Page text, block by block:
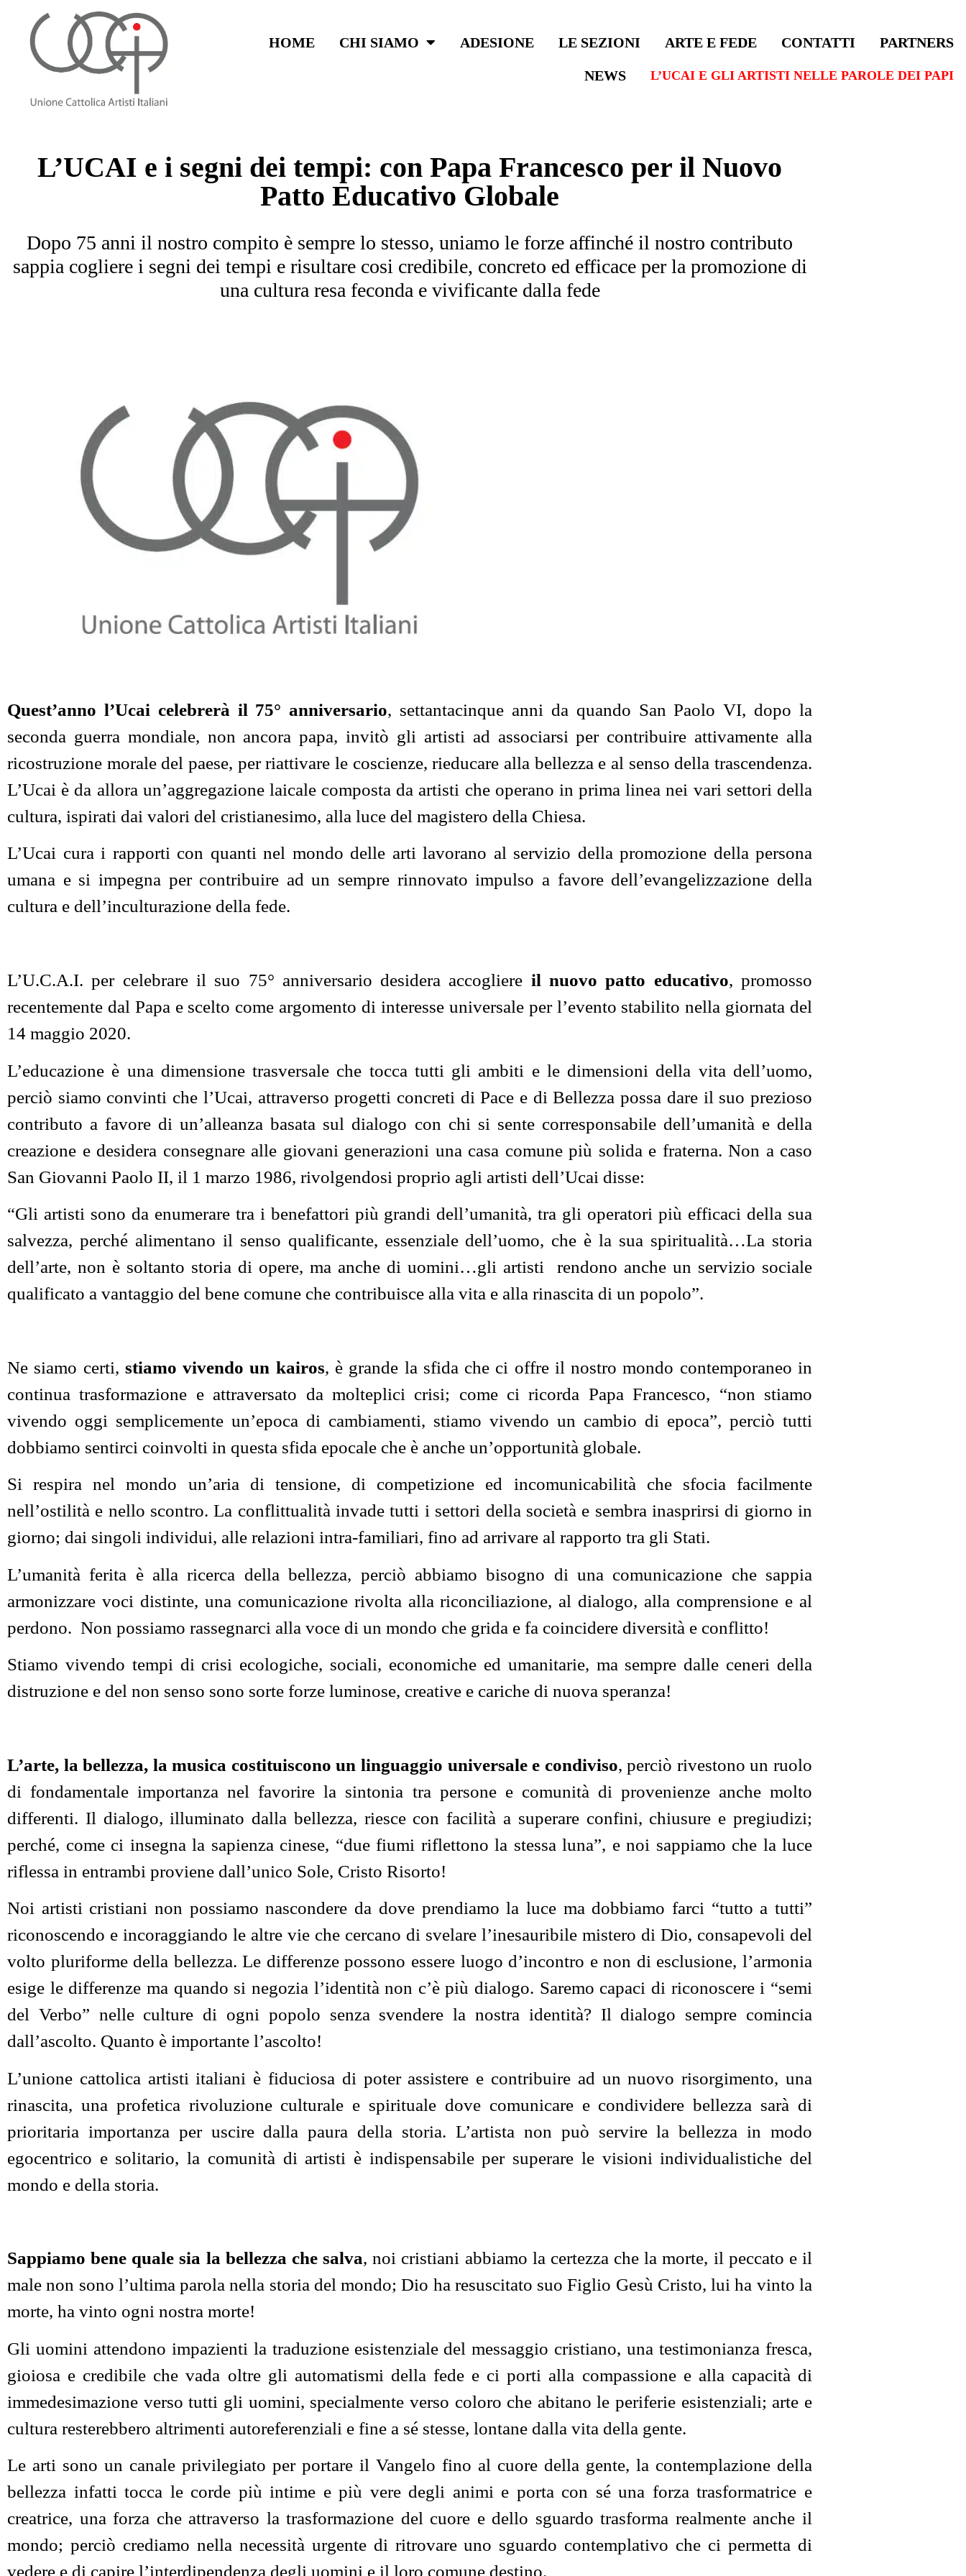
HOME CHI SIAMO ADESIONE LE SEZIONI ARTE E FEDE CONTATTI PARTNERS
NEWS L’UCAI E GLI ARTISTI NELLE PAROLE DEI PAPI
L’UCAI e i segni dei tempi: con Papa Francesco per il Nuovo
Patto Educativo Globale
Dopo 75 anni il nostro compito è sempre lo stesso, uniamo le forze affinché il nostro contributo
sappia cogliere i segni dei tempi e risultare cosi credibile, concreto ed efficace per la promozione di
una cultura resa feconda e vivificante dalla fede
Quest’anno l’Ucai celebrerà il 75° anniversario, settantacinque anni da quando San Paolo VI, dopo la
seconda guerra mondiale, non ancora papa, invitò gli artisti ad associarsi per contribuire attivamente alla
ricostruzione morale del paese, per riattivare le coscienze, rieducare alla bellezza e al senso della trascendenza.
L’Ucai è da allora un’aggregazione laicale composta da artisti che operano in prima linea nei vari settori della
cultura, ispirati dai valori del cristianesimo, alla luce del magistero della Chiesa.
L’Ucai cura i rapporti con quanti nel mondo delle arti lavorano al servizio della promozione della persona
umana e si impegna per contribuire ad un sempre rinnovato impulso a favore dell’evangelizzazione della
cultura e dell’inculturazione della fede.
L’U.C.A.I. per celebrare il suo 75° anniversario desidera accogliere il nuovo patto educativo, promosso
recentemente dal Papa e scelto come argomento di interesse universale per l’evento stabilito nella giornata del
14 maggio 2020.
L’educazione è una dimensione trasversale che tocca tutti gli ambiti e le dimensioni della vita dell’uomo,
perciò siamo convinti che l’Ucai, attraverso progetti concreti di Pace e di Bellezza possa dare il suo prezioso
contributo a favore di un’alleanza basata sul dialogo con chi si sente corresponsabile dell’umanità e della
creazione e desidera consegnare alle giovani generazioni una casa comune più solida e fraterna. Non a caso
San Giovanni Paolo II, il 1 marzo 1986, rivolgendosi proprio agli artisti dell’Ucai disse:
“Gli artisti sono da enumerare tra i benefattori più grandi dell’umanità, tra gli operatori più efficaci della sua
salvezza, perché alimentano il senso qualificante, essenziale dell’uomo, che è la sua spiritualità…La storia
dell’arte, non è soltanto storia di opere, ma anche di uomini…gli artisti rendono anche un servizio sociale
qualificato a vantaggio del bene comune che contribuisce alla vita e alla rinascita di un popolo”.
Ne siamo certi, stiamo vivendo un kairos, è grande la sfida che ci offre il nostro mondo contemporaneo in
continua trasformazione e attraversato da molteplici crisi; come ci ricorda Papa Francesco, “non stiamo
vivendo oggi semplicemente un’epoca di cambiamenti, stiamo vivendo un cambio di epoca”, perciò tutti
dobbiamo sentirci coinvolti in questa sfida epocale che è anche un’opportunità globale.
Si respira nel mondo un’aria di tensione, di competizione ed incomunicabilità che sfocia facilmente
nell’ostilità e nello scontro. La conflittualità invade tutti i settori della società e sembra inasprirsi di giorno in
giorno; dai singoli individui, alle relazioni intra-familiari, fino ad arrivare al rapporto tra gli Stati.
L’umanità ferita è alla ricerca della bellezza, perciò abbiamo bisogno di una comunicazione che sappia
armonizzare voci distinte, una comunicazione rivolta alla riconciliazione, al dialogo, alla comprensione e al
perdono. Non possiamo rassegnarci alla voce di un mondo che grida e fa coincidere diversità e conflitto!
Stiamo vivendo tempi di crisi ecologiche, sociali, economiche ed umanitarie, ma sempre dalle ceneri della
distruzione e del non senso sono sorte forze luminose, creative e cariche di nuova speranza!
L’arte, la bellezza, la musica costituiscono un linguaggio universale e condiviso, perciò rivestono un ruolo
di fondamentale importanza nel favorire la sintonia tra persone e comunità di provenienze anche molto
differenti. Il dialogo, illuminato dalla bellezza, riesce con facilità a superare confini, chiusure e pregiudizi;
perché, come ci insegna la sapienza cinese, “due fiumi riflettono la stessa luna”, e noi sappiamo che la luce
riflessa in entrambi proviene dall’unico Sole, Cristo Risorto!
Noi artisti cristiani non possiamo nascondere da dove prendiamo la luce ma dobbiamo farci “tutto a tutti”
riconoscendo e incoraggiando le altre vie che cercano di svelare l’inesauribile mistero di Dio, consapevoli del
volto pluriforme della bellezza. Le differenze possono essere luogo d’incontro e non di esclusione, l’armonia
esige le differenze ma quando si negozia l’identità non c’è più dialogo. Saremo capaci di riconoscere i “semi
del Verbo” nelle culture di ogni popolo senza svendere la nostra identità? Il dialogo sempre comincia
dall’ascolto. Quanto è importante l’ascolto!
L’unione cattolica artisti italiani è fiduciosa di poter assistere e contribuire ad un nuovo risorgimento, una
rinascita, una profetica rivoluzione culturale e spirituale dove comunicare e condividere bellezza sarà di
prioritaria importanza per uscire dalla paura della storia. L’artista non può servire la bellezza in modo
egocentrico e solitario, la comunità di artisti è indispensabile per superare le visioni individualistiche del
mondo e della storia.
Sappiamo bene quale sia la bellezza che salva, noi cristiani abbiamo la certezza che la morte, il peccato e il
male non sono l’ultima parola nella storia del mondo; Dio ha resuscitato suo Figlio Gesù Cristo, lui ha vinto la
morte, ha vinto ogni nostra morte!
Gli uomini attendono impazienti la traduzione esistenziale del messaggio cristiano, una testimonianza fresca,
gioiosa e credibile che vada oltre gli automatismi della fede e ci porti alla compassione e alla capacità di
immedesimazione verso tutti gli uomini, specialmente verso coloro che abitano le periferie esistenziali; arte e
cultura resterebbero altrimenti autoreferenziali e fine a sé stesse, lontane dalla vita della gente.
Le arti sono un canale privilegiato per portare il Vangelo fino al cuore della gente, la contemplazione della
bellezza infatti tocca le corde più intime e più vere degli animi e porta con sé una forza trasformatrice e
creatrice, una forza che attraverso la trasformazione del cuore e dello sguardo trasforma realmente anche il
mondo; perciò crediamo nella necessità urgente di ritrovare uno sguardo contemplativo che ci permetta di
vedere e di capire l’interdipendenza degli uomini e il loro comune destino.